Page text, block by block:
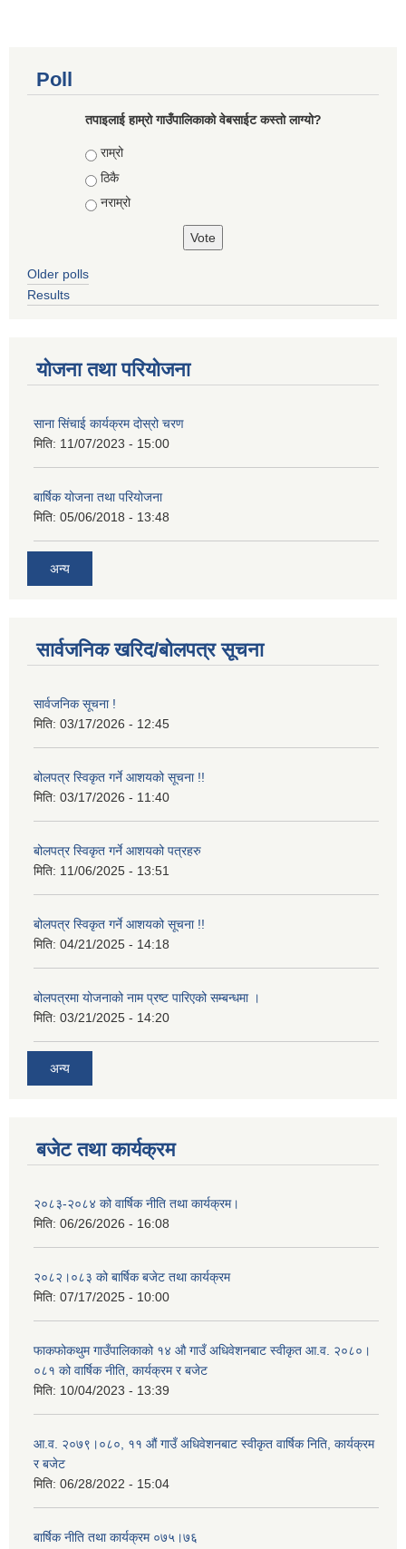
Poll
तपाइलाई हाम्रो गाउँपालिकाको वेबसाईट कस्तो लाग्यो?
Choices
राम्रो
ठिकै
नराम्रो
Older polls
Results
योजना तथा परियोजना
साना सिंचाई कार्यक्रम दोस्रो चरण
मिति: 11/07/2023 - 15:00
बार्षिक योजना तथा परियोजना
मिति: 05/06/2018 - 13:48
अन्य
सार्वजनिक खरिद/बोलपत्र सूचना
सार्वजनिक सूचना !
मिति: 03/17/2026 - 12:45
बोलपत्र स्विकृत गर्ने आशयको सूचना !!
मिति: 03/17/2026 - 11:40
बोलपत्र स्विकृत गर्ने आशयको पत्रहरु
मिति: 11/06/2025 - 13:51
बोलपत्र स्विकृत गर्ने आशयको सूचना !!
मिति: 04/21/2025 - 14:18
बोलपत्रमा योजनाको नाम प्रष्ट पारिएको सम्बन्धमा ।
मिति: 03/21/2025 - 14:20
अन्य
बजेट तथा कार्यक्रम
२०८३-२०८४ को वार्षिक नीति तथा कार्यक्रम।
मिति: 06/26/2026 - 16:08
२०८२।०८३ को बार्षिक बजेट तथा कार्यक्रम
मिति: 07/17/2025 - 10:00
फाकफोकथुम गाउँपालिकाको १४ औ गाउँ अधिवेशनबाट स्वीकृत आ.व. २०८०।
०८१ को वार्षिक नीति, कार्यक्रम र बजेट
मिति: 10/04/2023 - 13:39
आ.व. २०७९।०८०, ११ औं गाउँ अधिवेशनबाट स्वीकृत वार्षिक निति, कार्यक्रम
र बजेट
मिति: 06/28/2022 - 15:04
बार्षिक नीति तथा कार्यक्रम ०७५।७६